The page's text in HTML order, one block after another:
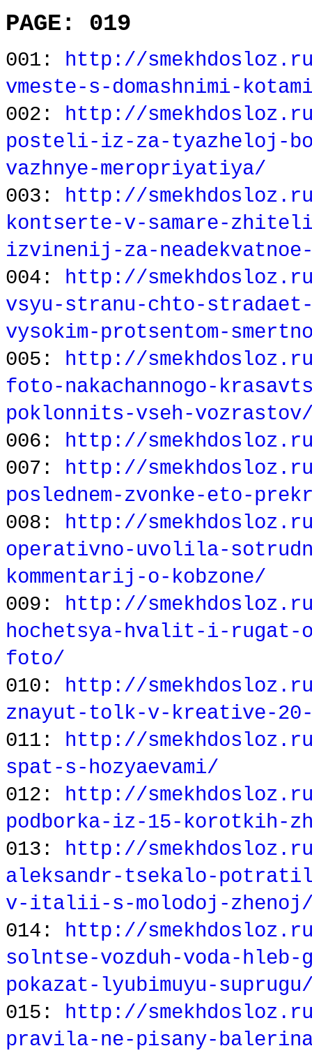
PAGE: 019
001: http://
vmeste-s-domashnimi-
002: http://
posteli-iz-za-tyazheloj-
vazhnye-meropriyatiya/
003: http://
kontserte-v-samare-
izvinenij-za-
004: http://
vsyu-stranu-chto-
vysokim-protsentom-
005: http://
foto-nakachannogo-
poklonnits-vseh-
006: http://
007: http://
poslednem-zvonke-eto-
008: http://
operativno-uvolila-
kommentarij-o-kobzone/
009: http://
hochetsya-hvalit-i-rugat-
foto/
010: http://
znayut-tolk-v-kreative-
011: http://
spat-s-hozyaevami/
012: http://
podborka-iz-15-korotkih-
013: http://
aleksandr-tsekalo-potratil-
v-italii-s-molodoj-
014: http://
solntse-vozduh-voda-
pokazat-lyubimuyu-
015: http://
pravila-ne-pisany-